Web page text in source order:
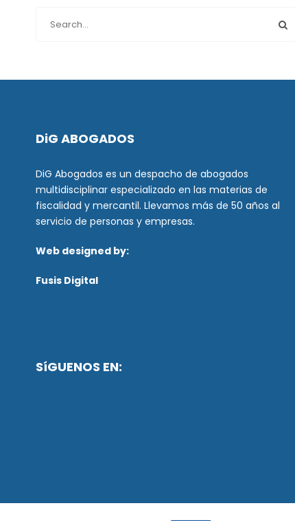
DiG ABOGADOS
DiG Abogados es un despacho de abogados
multidisciplinar especializado en las materias de
fiscalidad y mercantil. Llevamos más de 50 años al
servicio de personas y empresas.
Web designed by:
Fusis Digital
SíGUENOS EN: